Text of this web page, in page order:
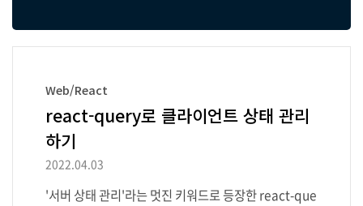
Web/React
react-query로 클라이언트 상태 관리
하기
2022.04.03
'서버 상태 관리'라는 멋진 키워드로 등장한 react-que